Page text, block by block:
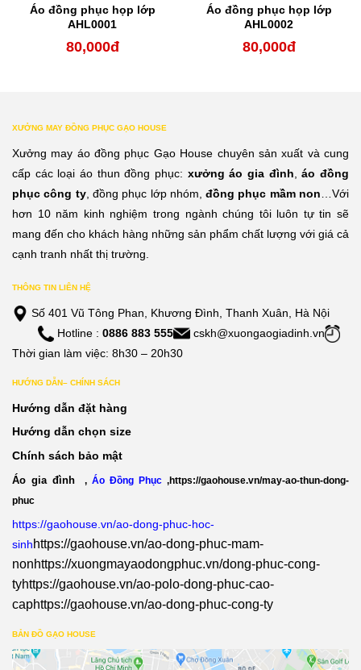
Áo đồng phục họp lớp
AHL0001
80,000đ
Áo đồng phục họp lớp
AHL0002
80,000đ
XƯỞNG MAY ĐỒNG PHỤC GẠO HOUSE
Xưởng may áo đồng phục Gạo House chuyên sản xuất và cung
cấp các loại áo thun đồng phục: xưởng áo gia đình ,áo đồng
phục công ty, đồng phục lớp nhóm,đồng phục mầm non …Với
hơn 10 năm kinh nghiệm trong ngành chúng tôi luôn tự tin sẽ
mang đến cho khách hàng những sản phẩm chất lượng với giá cả
cạnh tranh nhất thị trường.
THÔNG TIN LIÊN HỆ
Số 401 Vũ Tông Phan, Khương Đình, Thanh Xuân, Hà Nội
Hotline : 0886 883 555
cskh@xuongaogiadinh.vn
Thời gian làm việc: 8h30 – 20h30
HƯỚNG DẪN– CHÍNH SÁCH
Hướng dẫn đặt hàng
Hướng dẫn chọn size
Chính sách bảo mật
Áo gia đình , Áo Đồng Phục ,https://gaohouse.vn/may-ao-thun-dong-
phuc
https://gaohouse.vn/ao-dong-phuc-hoc-
sinhhttps://gaohouse.vn/ao-dong-phuc-mam-
nonhttps://xuongmayaodongphuc.vn/dong-phuc-cong-
tyhttps://gaohouse.vn/ao-polo-dong-phuc-cao-
caphttps://gaohouse.vn/ao-dong-phuc-cong-ty
BẢN ĐỒ GẠO HOUSE